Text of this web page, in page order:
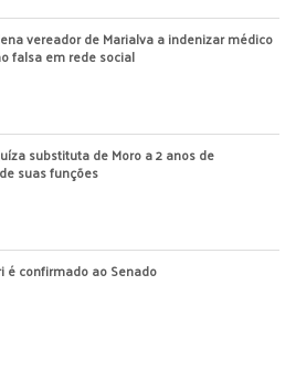
vereador de Marialva a indenizar médico
falsa em rede social
substituta de Moro a 2 anos de
suas funções
é confirmado ao Senado